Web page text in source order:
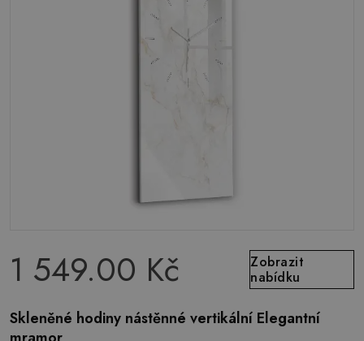
1 549.00 Kč
Zobrazit
nabídku
Skleněné hodiny nástěnné vertikální Elegantní